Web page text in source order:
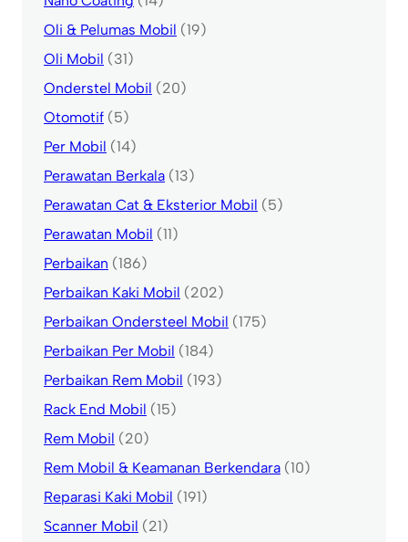
Oli & Pelumas Mobil (19)
Oli Mobil (31)
Onderstel Mobil (20)
Otomotif (5)
Per Mobil (14)
Perawatan Berkala (13)
Perawatan Cat & Eksterior Mobil (5)
Perawatan Mobil (11)
Perbaikan (186)
Perbaikan Kaki Mobil (202)
Perbaikan Ondersteel Mobil (175)
Perbaikan Per Mobil (184)
Perbaikan Rem Mobil (193)
Rack End Mobil (15)
Rem Mobil (20)
Rem Mobil & Keamanan Berkendara (10)
Reparasi Kaki Mobil (191)
Scanner Mobil (21)